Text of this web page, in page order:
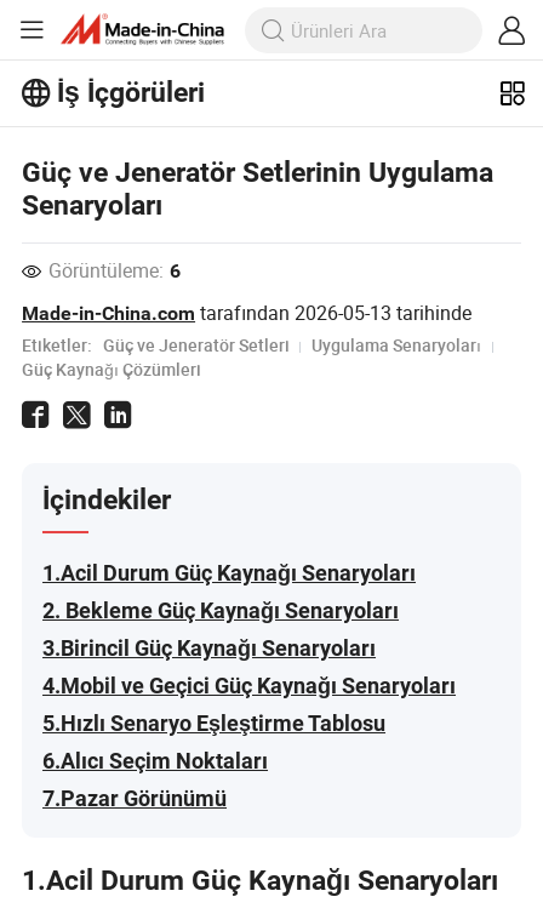
İş İçgörüleri
makaleleri keşfedin!
Daha Fazla Göster
Güç ve Jeneratör Setlerinin Uygulama
Senaryoları
Görüntüleme: 6
Made-in-China.com tarafından2026-05-13 tarihinde
Etiketler: Güç ve Jeneratör Setleri
Uygulama Senaryoları
Güç Kaynağı Çözümleri
İçindekiler
1.Acil Durum Güç Kaynağı Senaryoları
2. Bekleme Güç Kaynağı Senaryoları
3.Birincil Güç Kaynağı Senaryoları
4.Mobil ve Geçici Güç Kaynağı Senaryoları
5.Hızlı Senaryo Eşleştirme Tablosu
6.Alıcı Seçim Noktaları
7.Pazar Görünümü
1.Acil Durum Güç Kaynağı Senaryoları